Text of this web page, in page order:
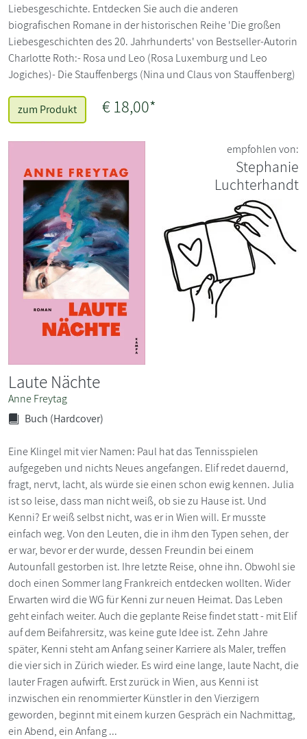
Liebesgeschichte. Entdecken Sie auch die anderen
biografischen Romane in der historischen Reihe 'Die großen
Liebesgeschichten des 20. Jahrhunderts' von Bestseller-Autorin
Charlotte Roth:- Rosa und Leo (Rosa Luxemburg und Leo
Jogiches)- Die Stauffenbergs (Nina und Claus von Stauffenberg)
zum Produkt € 18,00*
empfohlen von:
Stephanie
Luchterhandt
Laute Nächte
Anne Freytag
Buch (Hardcover)
Eine Klingel mit vier Namen: Paul hat das Tennisspielen
aufgegeben und nichts Neues angefangen. Elif redet dauernd,
fragt, nervt, lacht, als würde sie einen schon ewig kennen. Julia
ist so leise, dass man nicht weiß, ob sie zu Hause ist. Und
Kenni? Er weiß selbst nicht, was er in Wien will. Er musste
einfach weg. Von den Leuten, die in ihm den Typen sehen, der
er war, bevor er der wurde, dessen Freundin bei einem
Autounfall gestorben ist. Ihre letzte Reise, ohne ihn. Obwohl sie
doch einen Sommer lang Frankreich entdecken wollten. Wider
Erwarten wird die WG für Kenni zur neuen Heimat. Das Leben
geht einfach weiter. Auch die geplante Reise findet statt - mit Elif
auf dem Beifahrersitz, was keine gute Idee ist. Zehn Jahre
später, Kenni steht am Anfang seiner Karriere als Maler, treffen
die vier sich in Zürich wieder. Es wird eine lange, laute Nacht, die
lauter Fragen aufwirft. Erst zurück in Wien, aus Kenni ist
inzwischen ein renommierter Künstler in den Vierzigern
geworden, beginnt mit einem kurzen Gespräch ein Nachmittag,
ein Abend, ein Anfang ...